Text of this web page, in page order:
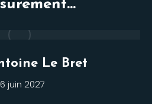
Le Bret
juin 2027